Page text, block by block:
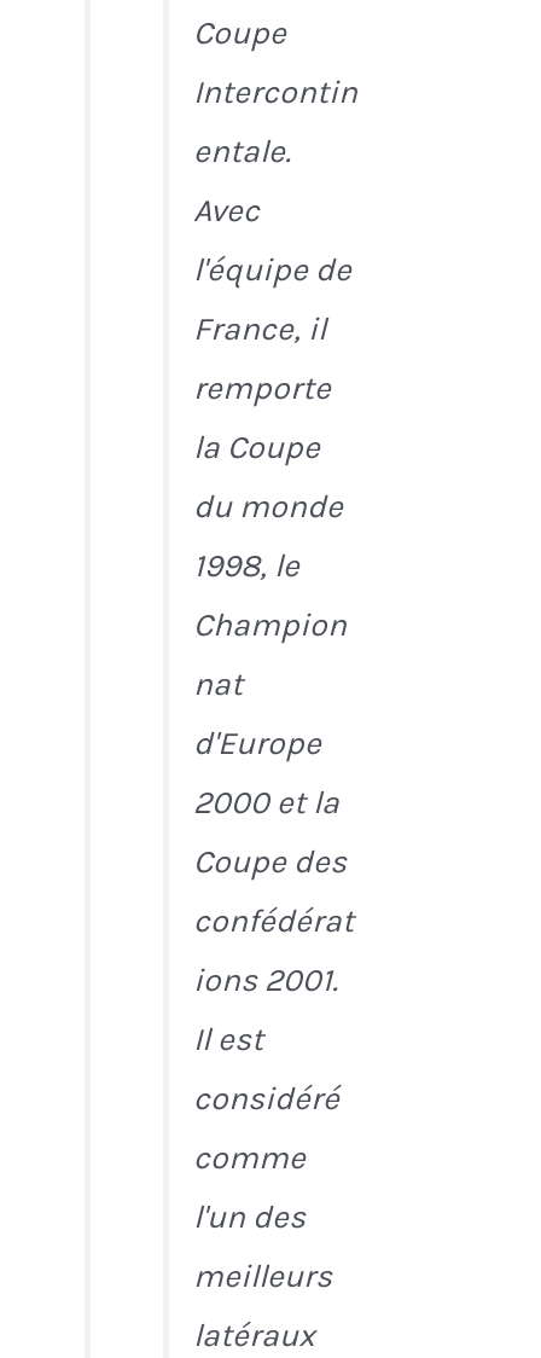
Coupe
Intercontin
entale.
Avec
l'équipe de
France, il
remporte
la Coupe
du monde
1998, le
Champion
nat
d'Europe
2000 et la
Coupe des
confédérat
ions 2001.
Il est
considéré
comme
l'un des
meilleurs
latéraux